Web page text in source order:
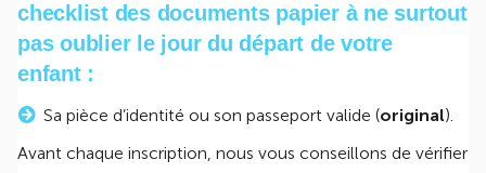
checklist des documents papier à ne surtout
pas oublier le jour du départ de votre
enfant :
Sa pièce d’identité ou son passeport valide (original).
Avant chaque inscription, nous vous conseillons de vérifier